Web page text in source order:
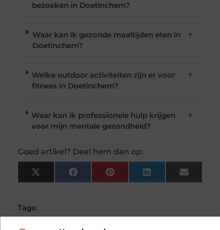
bezoeken in Doetinchem?
Waar kan ik gezonde maaltijden eten in
Doetinchem?
▼
Welke outdoor activiteiten zijn er voor
fitness in Doetinchem?
▼
Waar kan ik professionele hulp krijgen
voor mijn mentale gezondheid?
▼
Goed artikel? Deel hem dan op:
X
(Twitter)
FacebookPinterest LinkedIn Email
Tags: